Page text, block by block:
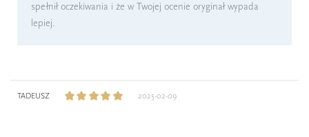
spełnił oczekiwania i że w Twojej ocenie oryginał wypada
lepiej.
TADEUSZ 2025-02-09